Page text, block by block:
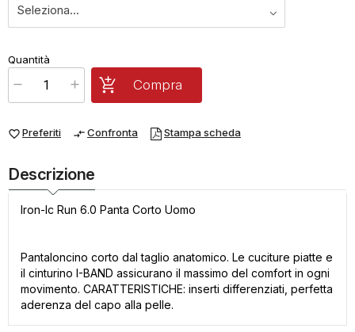
x1 Prezzo finale:
Quantità
favorite_borderPreferiti compare_arrowsConfronta Stampa scheda
Compra
Descrizione
Iron-Ic Run 6.0 Panta Corto Uomo
Pantaloncino corto dal taglio anatomico. Le cuciture piatte e
il cinturino I-BAND assicurano il massimo del comfort in ogni
movimento. CARATTERISTICHE: inserti differenziati, perfetta
aderenza del capo alla pelle.